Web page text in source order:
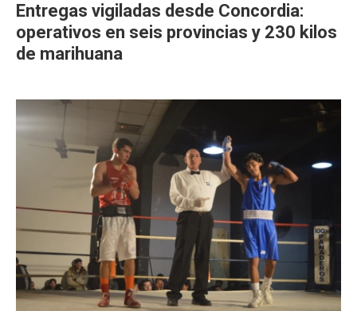
Entregas vigiladas desde Concordia:
operativos en seis provincias y 230 kilos
de marihuana